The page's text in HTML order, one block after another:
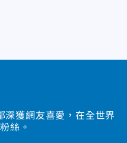
深獲網友喜愛，在全世界
絲。